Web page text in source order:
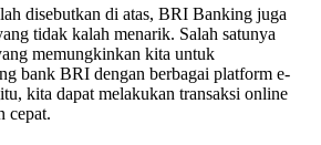
disebutkan di atas, BRI Banking juga
tidak kalah menarik. Salah satunya
memungkinkan kita untuk
bank BRI dengan berbagai platform e-
kita dapat melakukan transaksi online
cepat.